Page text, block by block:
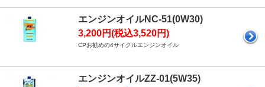
エンジンオイルNC-51(0W30)
3,200円(税込3,520円)
CPお勧めの4サイクルエンジンオイル
エンジンオイルZZ-01(5W35)